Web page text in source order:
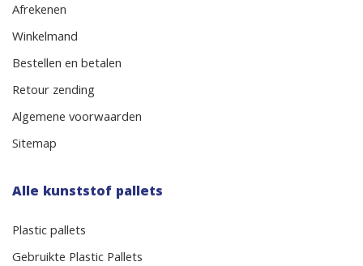
Afrekenen
Winkelmand
Bestellen en betalen
Retour zending
Algemene voorwaarden
Sitemap
Alle kunststof pallets
Plastic pallets
Gebruikte Plastic Pallets